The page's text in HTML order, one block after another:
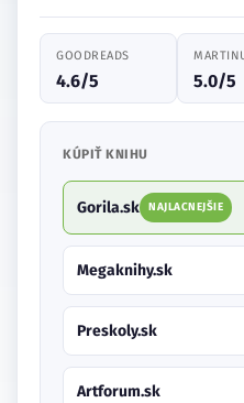
GOODREADS
4.6/5 5.0/5
KÚPIŤ KNIHU
Gorila.sk NAJLACNEJŠIE
Megaknihy.sk
Preskoly.sk
Artforum.sk